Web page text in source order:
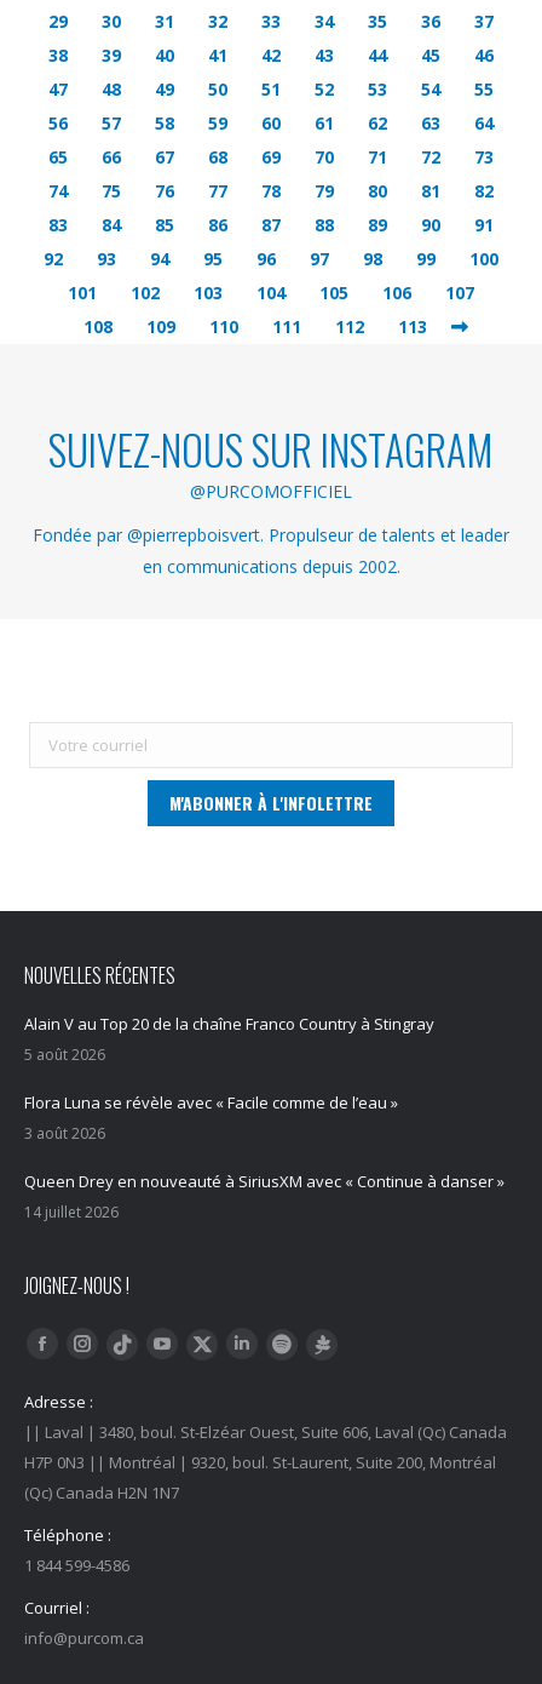
29
30 31 32 33 34 35 36
37
38
39 40 41 42 43 44 45
46
47
48 49 50 51 52 53 54
55
56
57 58 59 60 61 62 63
64
65
66 67 68 69 70 71 72
73
74
75 76 77 78 79 80 81
82
83
84 85 86 87 88 89 90
91
92
93 94 95 96 97 98 99
100
101
102 103 104 105 106
107
108
109 110 111 112 113
SUIVEZ-NOUS SUR INSTAGRAM
@PURCOMOFFICIEL
Fondée par @pierrepboisvert. Propulseur de talents et leader
en communications depuis 2002.
NOUVELLES RÉCENTES
Alain V au Top 20 de la chaîne Franco Country à Stingray
5 août 2026
Flora Luna se révèle avec « Facile comme de l’eau »
3 août 2026
Queen Drey en nouveauté à SiriusXM avec « Continue à danser »
14 juillet 2026
JOIGNEZ-NOUS !
Trouvez nous sur :
FacebookInstagram
Tiktok YouTubeTwitter LinkedInSpotify
Adresse :
|| Laval | 3480, boul. St-Elzéar Ouest, Suite 606, Laval (Qc) Canada
H7P 0N3 || Montréal | 9320, boul. St-Laurent, Suite 200, Montréal
(Qc) Canada H2N 1N7
Téléphone :
1 844 599-4586
Courriel :
info@purcom.ca